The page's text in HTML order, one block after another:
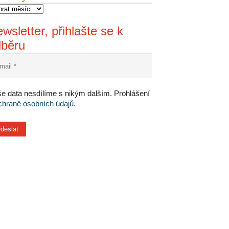
přihlašte se k
data nesdílíme s nikým dalším. Prohlášení
osobních údajů.